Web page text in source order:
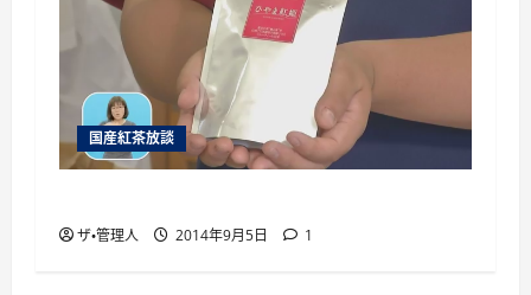
国産紅茶放談
ザ・管理人 2014年9月5日 1